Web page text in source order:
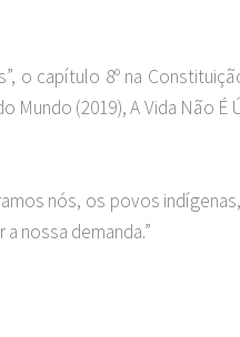
o capítulo 8º na
(2019), A Vida Não
nós, os povos
nossa demanda.”